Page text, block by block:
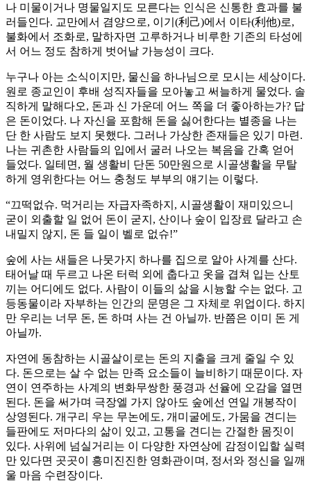
나 미물이거나 명물일지도 모른다는 인식은 신통한 효과를 불
러들인다. 교만에서 겸양으로, 이기(利己)에서 이타(利他)로,
불화에서 조화로, 말하자면 고루하거나 비루한 기존의 타성에
서 어느 정도 참하게 벗어날 가능성이 크다.
누구나 아는 소식이지만, 물신을 하나님으로 모시는 세상이다.
원로 종교인이 후배 성직자들을 모아놓고 써늘하게 물었다. 솔
직하게 말해다오, 돈과 신 가운데 어느 쪽을 더 좋아하는가? 답
은 돈이었다. 나 자신을 포함해 돈을 싫어한다는 별종을 나는
단 한 사람도 보지 못했다. 그러나 가상한 존재들은 있기 마련.
나는 귀촌한 사람들의 입에서 굴러 나오는 복음을 간혹 얻어
들었다. 일테면, 월 생활비 단돈 50만원으로 시골생활을 무탈
하게 영위한다는 어느 충청도 부부의 얘기는 이렇다.
“끄떡없슈. 먹거리는 자급자족하지, 시골생활이 재미있으니
굳이 외출할 일 없어 돈이 굳지, 산이나 숲이 입장료 달라고 손
내밀지 않지, 돈 들 일이 벨로 없슈!”
숲에 사는 새들은 나뭇가지 하나를 집으로 알아 사계를 산다.
태어날 때 두르고 나온 터럭 외에 춥다고 옷을 겹쳐 입는 산토
끼는 어디에도 없다. 사람이 이들의 삶을 시늉할 수는 없다. 고
등동물이라 자부하는 인간의 문명은 그 자체로 위업이다. 하지
만 우리는 너무 돈, 돈 하며 사는 건 아닐까. 반쯤은 이미 돈 게
아닐까.
자연에 동참하는 시골살이로는 돈의 지출을 크게 줄일 수 있
다. 돈으로는 살 수 없는 만족 요소들이 늘비하기 때문이다. 자
연이 연주하는 사계의 변화무쌍한 풍경과 선율에 오감을 열면
된다. 돈을 써가며 극장엘 가지 않아도 숲에선 연일 개봉작이
상영된다. 개구리 우는 무논에도, 개미굴에도, 가뭄을 견디는
들판에도 저마다의 삶이 있고, 고통을 견디는 간절한 몸짓이
있다. 사위에 넘실거리는 이 다양한 자연상에 감정이입할 실력
만 있다면 곳곳이 흥미진진한 영화관이며, 정서와 정신을 일깨
울 마음 수련장이다.